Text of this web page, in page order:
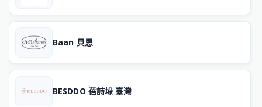
Baan 貝恩
BESDDO 蓓詩垛 臺灣